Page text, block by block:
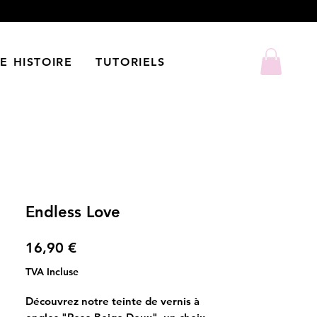
HISTOIRE TUTORIELS
Endless Love
16,90 €Prix
TVA Incluse
Découvrez notre teinte de vernis à